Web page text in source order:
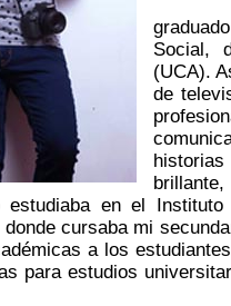
Social,
(UCA).
de
estudiaba en el
cursaba mi
a los
para estudios